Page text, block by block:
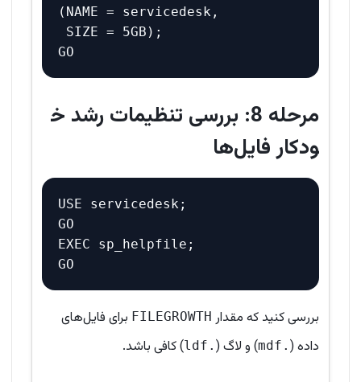
(NAME = servicedesk,
مرحله 8: بررسی تنظیمات رشد خ
ودکار فایل‌ها
USE servicedesk;
GO
EXEC sp_helpfile;
بررسی کنید که مقدار FILEGROWTH برای فایل‌های
داده ( .mdf ) و لاگ ( .ldf ) کافی باشد.